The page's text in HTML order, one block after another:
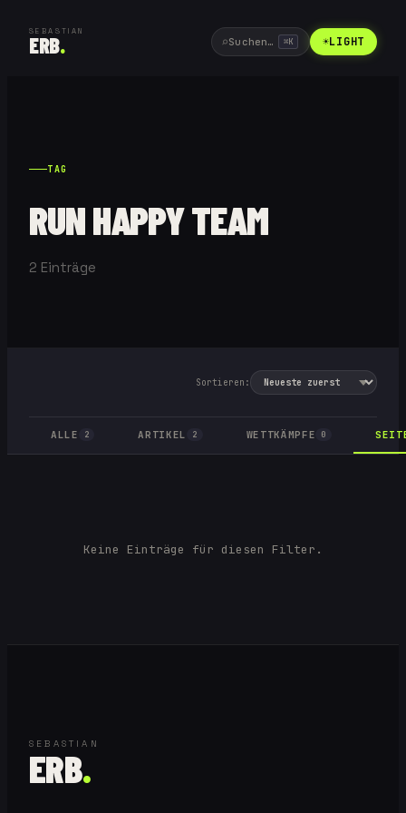
SEBASTIAN
ERB. ⌕Suchen… ⌘K ☀LIGHT
TAG
RUN HAPPY TEAM
2 Einträge
Sortieren:
ALLE 2 ARTIKEL 2 WETTKÄMPFE 0
Keine Einträge für diesen Filter.
SEBASTIAN
ERB.